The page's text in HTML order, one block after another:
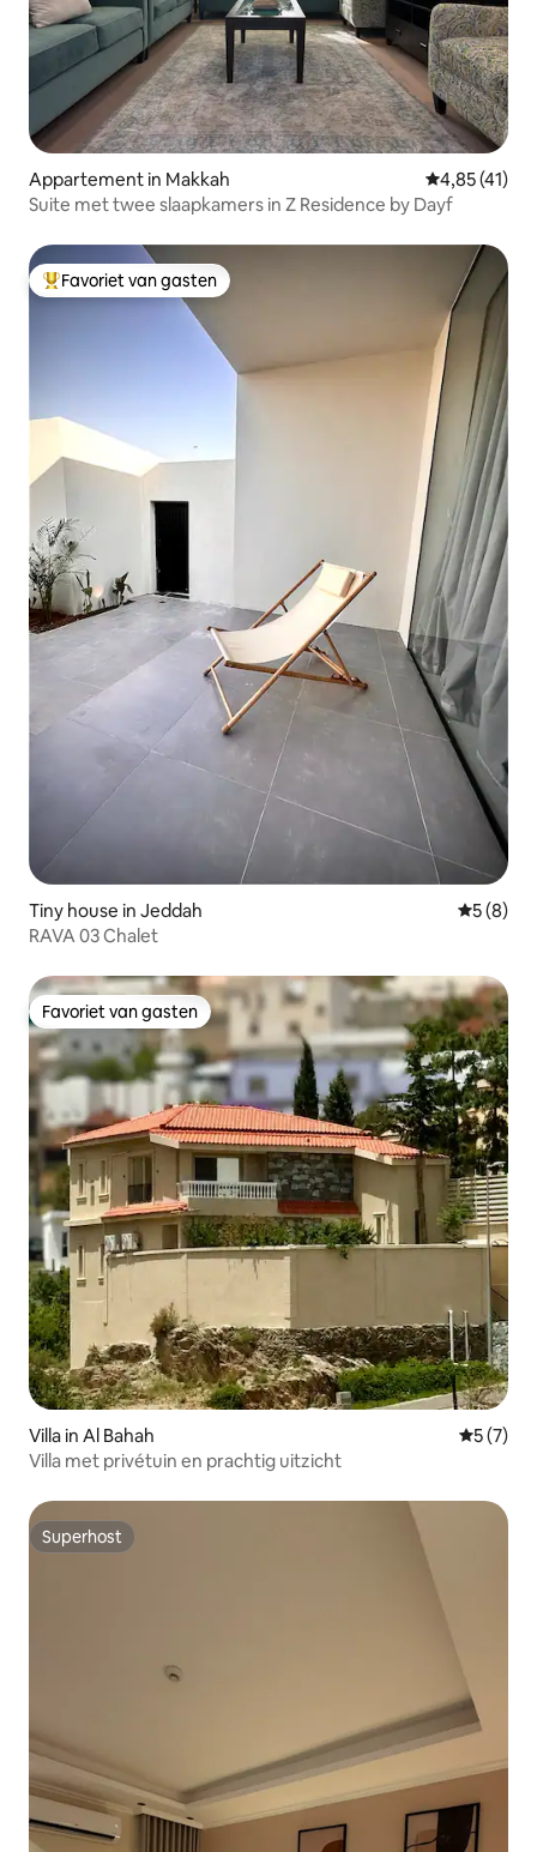
Appartement in Makkah Gemiddelde
4,85 (41)
Suite met twee slaapkamers in Z Residence by Dayf
Topfavoriet van gasten
Favoriet van gasten
Tiny house in Jeddah
5 (8)
RAVA 03 Chalet
Favoriet van gasten
Favoriet van gasten
Villa in Al Bahah
5 (7)
Villa met privétuin en prachtig uitzicht
Superhost
Superhost